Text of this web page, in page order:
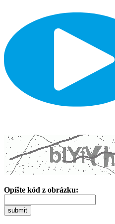
Opíšte kód z obrázku:
submit